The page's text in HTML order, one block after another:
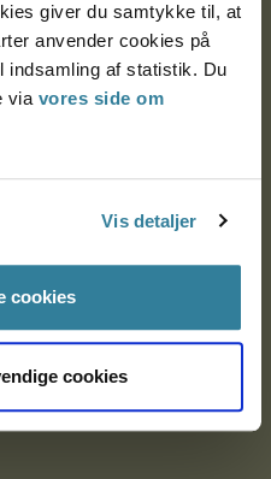
giver du samtykke til, at
anvender cookies på
indsamling af statistik. Du
via vores side om
Vis detaljer
cookies
cookies